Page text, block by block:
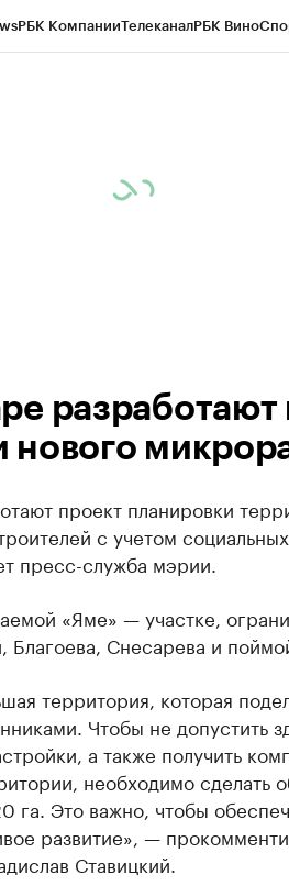
РБК КомпанииТелеканалРБК Вино
разработают
нового
проект планировки
с учетом
пресс-служба мэрии.
«Яме» — участке,
Снесарева и
территория, которая
Чтобы не допустить
а также получить
необходимо сделать
га. Это важно, чтобы
развитие», —
Ставицкий.